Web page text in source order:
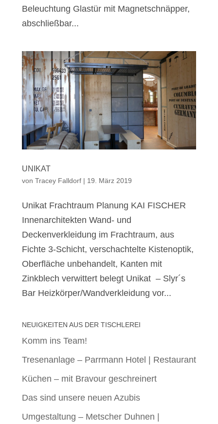
Beleuchtung Glastür mit Magnetschnäpper,
abschließbar...
UNIKAT
von Tracey Falldorf| 19. März 2019
Unikat Frachtraum Planung KAI FISCHER
Innenarchitekten Wand- und
Deckenverkleidung im Frachtraum, aus
Fichte 3-Schicht, verschachtelte Kistenoptik,
Oberfläche unbehandelt, Kanten mit
Zinkblech verwittert belegt Unikat – Slyr´s
Bar Heizkörper/Wandverkleidung vor...
NEUIGKEITEN AUS DER TISCHLEREI
Komm ins Team!
Tresenanlage – Parrmann Hotel | Restaurant
Küchen – mit Bravour geschreinert
Das sind unsere neuen Azubis
Umgestaltung – Metscher Duhnen |